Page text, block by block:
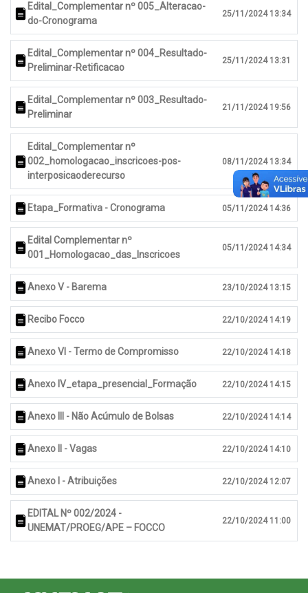
Edital_Complementar nº 005_Alteracao-
do-Cronograma
25/11/2024 13:34
Edital_Complementar nº 004_Resultado-
Preliminar-Retificacao
25/11/2024 13:31
Edital_Complementar nº 003_Resultado-
Preliminar
21/11/2024 19:56
Edital_Complementar nº
002_homologacao_inscricoes-pos-
interposicaoderecurso
08/11/2024 13:34
Etapa_Formativa - Cronograma 05/11/2024 14:36
Edital Complementar nº
001_Homologacao_das_Inscricoes
05/11/2024 14:34
Anexo V - Barema 23/10/2024 13:15
Recibo Focco 22/10/2024 14:19
Anexo VI - Termo de Compromisso 22/10/2024 14:18
Anexo IV_etapa_presencial_Formação 22/10/2024 14:15
Anexo III - Não Acúmulo de Bolsas 22/10/2024 14:14
Anexo II - Vagas 22/10/2024 14:10
Anexo I - Atribuições 22/10/2024 12:07
EDITAL Nº 002/2024 -
UNEMAT/PROEG/APE – FOCCO
22/10/2024 11:00